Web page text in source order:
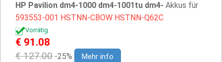
HP Pavilion dm4-1000 dm4-1001tu dm4- Akkus für
593553-001 HSTNN-CBOW HSTNN-Q62C
Vorrätig
€ 91.08
€ 127.00 -25% Mehr info